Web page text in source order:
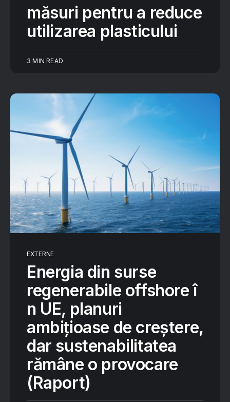
măsuri pentru a reduce
utilizarea plasticului
3 MIN READ
EXTERNE
Energia din surse
regenerabile offshore î
n UE, planuri
ambițioase de creștere,
dar sustenabilitatea
rămâne o provocare
(Raport)